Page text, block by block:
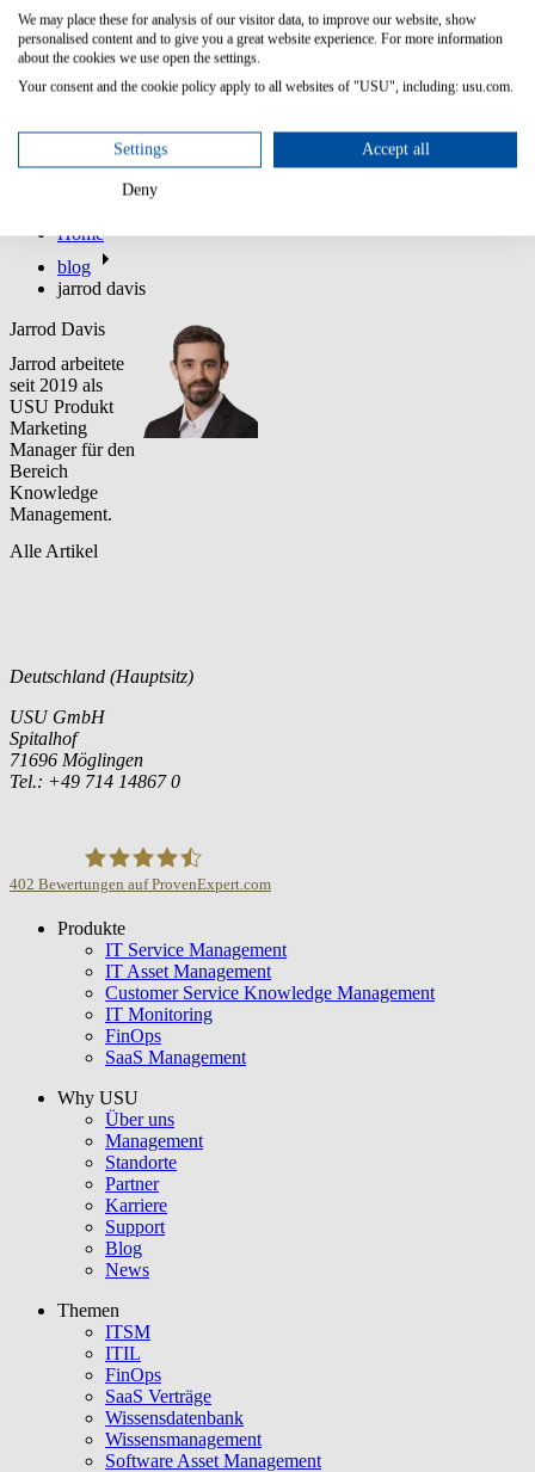
erfahren?
Kontakt
Home
blog
jarrod davis
Jarrod Davis
Jarrod arbeitete
seit 2019 als
USU Produkt
Marketing
Manager für den
Bereich
Knowledge
Management.
Alle Artikel
Deutschland (Hauptsitz)
USU GmbH
Spitalhof
71696 Möglingen
Tel.: +49 714 14867 0
USU GmbH
402 Bewertungen auf ProvenExpert.com
Produkte
IT Service Management
IT Asset Management
Customer Service Knowledge Management
IT Monitoring
FinOps
SaaS Management
Why USU
Über uns
Management
Standorte
Partner
Karriere
Support
Blog
News
Themen
ITSM
ITIL
FinOps
SaaS Verträge
Wissensdatenbank
Wissensmanagement
Software Asset Management
We may place these for analysis of our visitor data, to improve our website, show
personalised content and to give you a great website experience. For more information
about the cookies we use open the settings.
Your consent and the cookie policy apply to all websites of "USU", including: usu.com.
Settings Accept all
Deny